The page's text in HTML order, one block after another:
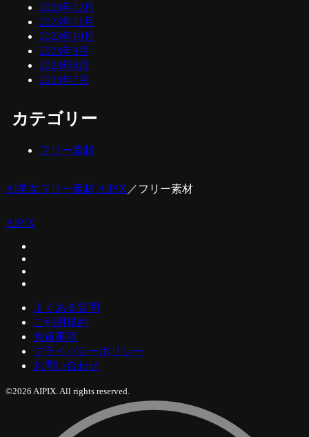
2023年12月
2023年11月
2023年10月
2023年9月
2023年8月
2023年7月
カテゴリー
フリー素材
AI美女フリー素材 AIPIX ／フリー素材
AIPIX
よくある質問
ご利用規約
免責事項
プライバシーポリシー
お問い合わせ
©2026 AIPIX. All rights reserved.